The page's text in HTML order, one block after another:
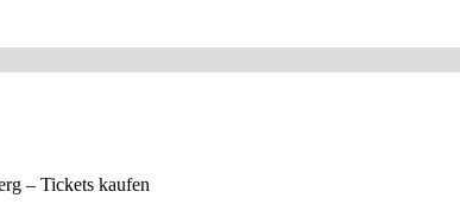
– Tickets kaufen